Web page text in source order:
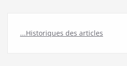
...Historiques des articles